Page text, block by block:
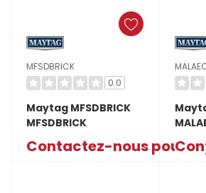
MFSDBRICK
0.0
Maytag MFSDBRICK
MFSDBRICK
Contactez-nous pour le